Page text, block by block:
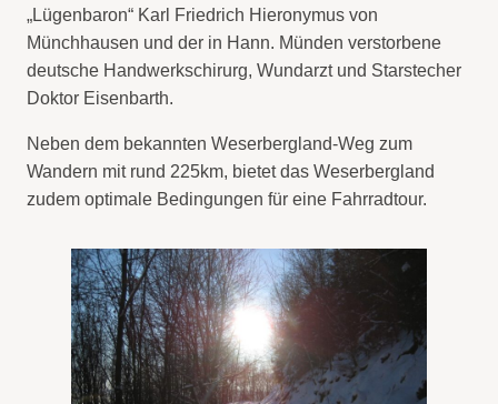
„Lügenbaron“ Karl Friedrich Hieronymus von
Münchhausen und der in Hann. Münden verstorbene
deutsche Handwerkschirurg, Wundarzt und Starstecher
Doktor Eisenbarth.
Neben dem bekannten Weserbergland-Weg zum
Wandern mit rund 225km, bietet das Weserbergland
zudem optimale Bedingungen für eine Fahrradtour.